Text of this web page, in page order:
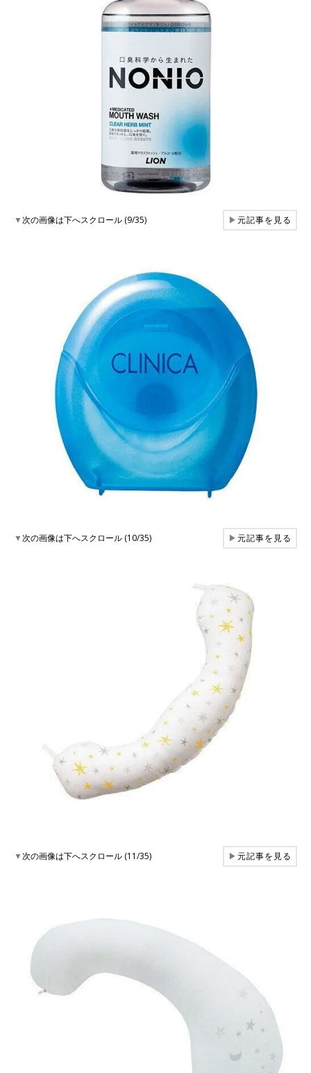
▼次の画像は下へスクロール (9/35) ▶元記事を見る
▼次の画像は下へスクロール (10/35) ▶元記事を見る
▼次の画像は下へスクロール (11/35) ▶元記事を見る